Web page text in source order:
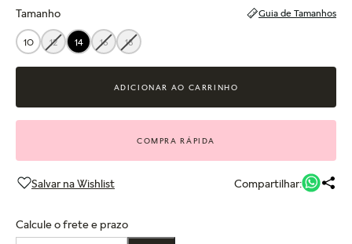
Tamanho
Guia de Tamanhos
10 12 14 16 18
ADICIONAR AO CARRINHO
COMPRA RÁPIDA
Compartilhar:
Calcule o frete e prazo